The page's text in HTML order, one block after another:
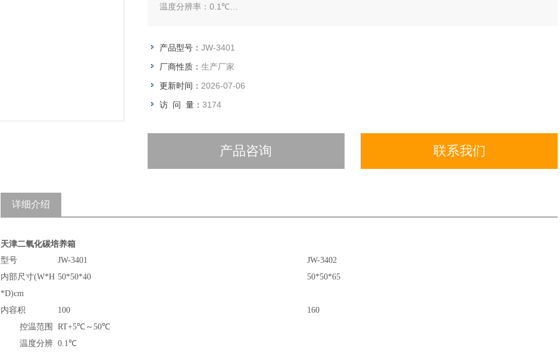
温度分辨率：0.1℃
产品型号： JW-3401
厂商性质： 生产厂家
更新时间： 2026-07-06
访 问 量： 3174
产品咨询 联系我们
详细介绍
天津二氧化碳培养箱
型号 JW-3401
JW-3402
内部尺寸(W*H
*D)cm
50*50*40 50*50*65
内容积 100 160
控温范围
RT+5℃～50℃
温度分辨 0.1℃